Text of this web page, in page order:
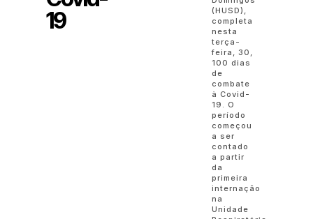
19
(HUSD),
completa
nesta
terça-
feira, 30,
100 dias
de
combate
à Covid-
19. O
período
começou
a ser
contado
a partir
da
primeira
internação
na
Unidade